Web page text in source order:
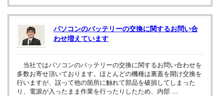
パソコンのバッテリーの交換に関するお問い合
わせ増えています
当社ではパソコンのバッテリーの交換に関するお問い合わせを
多数お寄せ頂いております。ほとんどの機種は裏蓋を開け交換を
行いますが、誤って他の箇所に触れて部品を破損してしまった
り、電源が入ったまま作業を行ったりしたため、内部 …